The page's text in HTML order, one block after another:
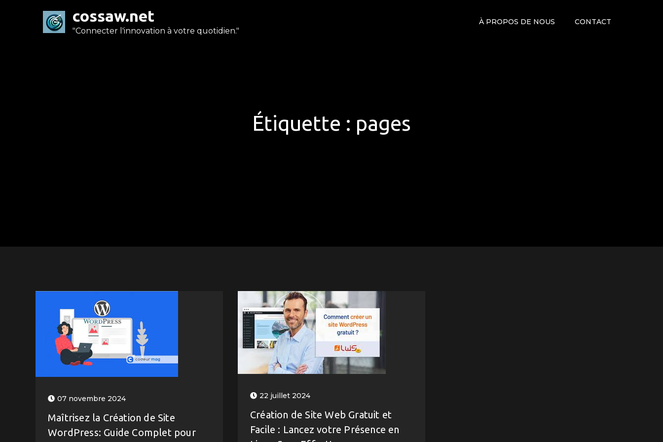
cossaw.net
"Connecter l'innovation à votre quotidien."
À PROPOS DE NOUS CONTACT
Étiquette : pages
07 novembre 2024
Maîtrisez la Création de Site
WordPress: Guide Complet pour
22 juillet 2024
Création de Site Web Gratuit et
Facile : Lancez votre Présence en